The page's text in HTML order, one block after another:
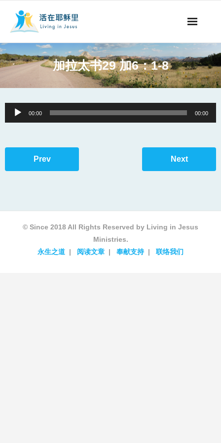
事工概要
阅读文章
加拉太书29 加6：1-8
Audio
Player
00:00 00:00
Prev Next
© Since 2018 All Rights Reserved by Living in Jesus
Ministries.
永生之道
阅读文章 奉献支持 联络我们